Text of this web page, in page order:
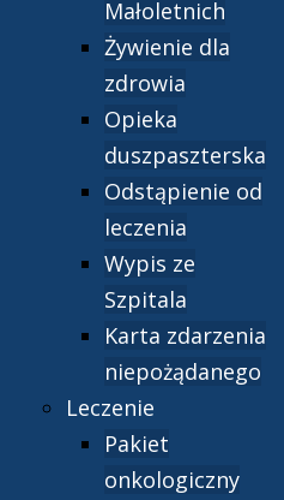
Małoletnich
Żywienie dla
zdrowia
Opieka
duszpaszterska
Odstąpienie od
leczenia
Wypis ze
Szpitala
Karta zdarzenia
niepożądanego
Leczenie
Pakiet
onkologiczny